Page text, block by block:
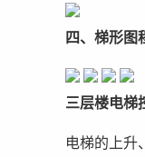
四、梯形图
三层楼电梯
电梯的上升